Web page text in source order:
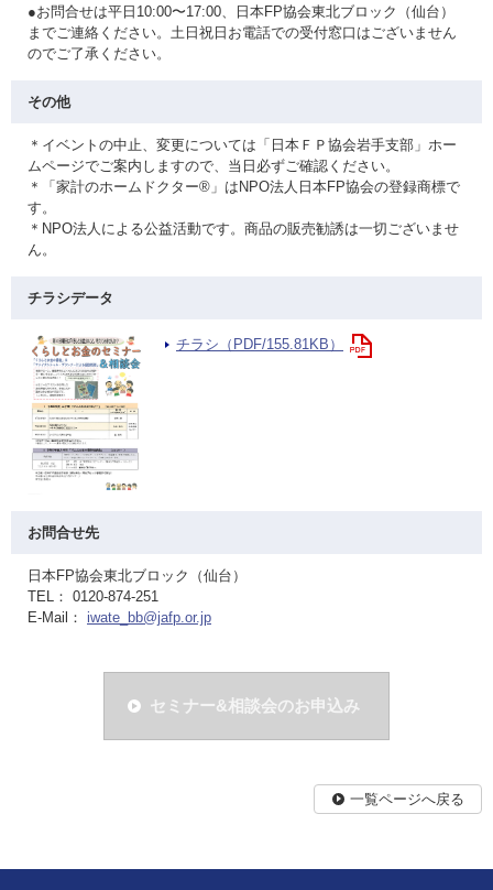
●お問合せは平日10:00〜17:00、日本FP協会東北ブロック（仙台）
までご連絡ください。土日祝日お電話での受付窓口はございません
のでご了承ください。
その他
＊イベントの中止、変更については「日本ＦＰ協会岩手支部」ホー
ムページでご案内しますので、当日必ずご確認ください。
＊「家計のホームドクター®」はNPO法人日本FP協会の登録商標で
す。
＊NPO法人による公益活動です。商品の販売勧誘は一切ございませ
ん。
チラシデータ
チラシ（PDF/155.81KB）
お問合せ先
日本FP協会東北ブロック（仙台）
TEL： 0120-874-251
E-Mail： iwate_bb@jafp.or.jp
セミナー&相談会のお申込み
一覧ページへ戻る